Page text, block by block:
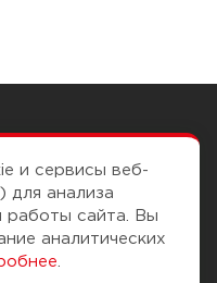
и сервисы веб-
для анализа
работы сайта. Вы
аналитических